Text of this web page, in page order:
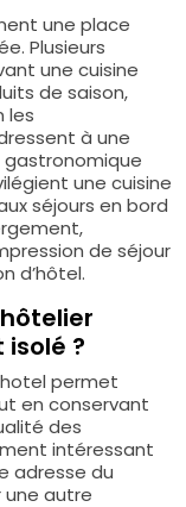
une place
Plusieurs
une cuisine
de saison,
les
à une
une cuisine
séjours en bord
de séjour
d’hôtel.
?
permet
en conservant
des
intéressant
adresse du
une autre